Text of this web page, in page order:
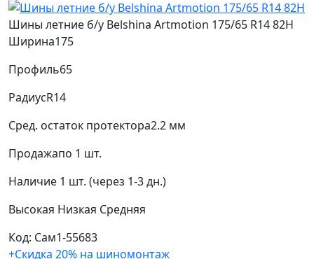
Шины летние б/у Belshina Artmotion 175/65 R14 82H
Ширина175
Профиль65
РадиусR14
Сред. остаток протектора2.2 мм
Продажапо 1 шт.
Наличие 1 шт. (через 1-3 дн.)
Высокая Низкая Средняя
Код: Сам1-55683
+Скидка 20% на шиномонтаж